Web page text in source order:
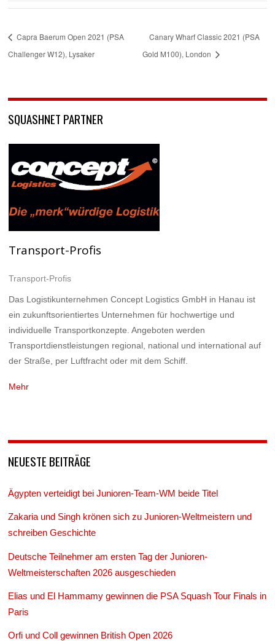
Capra Baerum Open 2021 (PSA
Challenger W12), Lysaker
Canary Wharf Classic 2021 (PSA
Gold M100), London
SQUASHNET PARTNER
Transport-Profis
Transport-Profis
Das Logistikunternehmen Concept Logistics GmbH in Hanau ist
ein zukunftsorientiertes Unternehmen für hochwertige und
individuelle Transportkonzepte. Angeboten werden
Transportdienstleistungen regional, national und international auf
der Straße, per Luftfracht oder mit dem Schiff.
Mehr
NEUESTE BEITRÄGE
Ägypten verteidigt bei Junioren-Team-WM beide Titel
Zakaria und Singh krönen sich zu Junioren-Weltmeistern und
schreiben Geschichte
Deutsche Teilnehmer am ersten Tag der Junioren-
Weltmeisterschaften 2026 ausgeschieden
Elias und El Hammamy gewinnen die PSA Squash Tour Finals in
Paris
Orfi und Coll gewinnen British Open 2026